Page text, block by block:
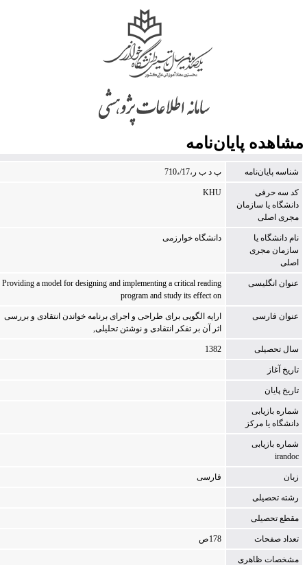
پایان‌نامه
شناسه پایان‌نامه ‭710،/17،ر ب د پ
كد سه حرفی
دانشگاه یا سازمان
مجری اصلی
KHU
نام دانشگاه یا
سازمان مجری
اصلی
دانشگاه خوارزمی
عنوان انگلیسی
Providing a model for designing and implementing a critical reading
program and study its effect on
عنوان فارسی
ارای‍ه‌ ال‍گ‍وی‍ی‌ ب‍رای‌ طراح‍ی‌ و اج‍رای‌ ب‍رن‍ام‍ه‌ خ‍وان‍دن‌ ان‍ت‍ق‍ادی‌ و ب‍ررس‍ی‌
اث‍ر آن‌ ب‍ر ت‍ف‍ک‍ر ان‍ت‍ق‍ادی‌ و ن‍وش‍ت‍ن‌ ت‍ح‍ل‍ی‍ل‍ی‌,
سال تحصیلی 1382
تاریخ آغاز
تاریخ پایان
شماره بازیابی
دانشگاه یا مركز
شماره بازیابی
irandoc
زبان فارسی
رشته تحصیلی
مقطع تحصیلی
تعداد صفحات 178ص‌
مشخصات ظاهری